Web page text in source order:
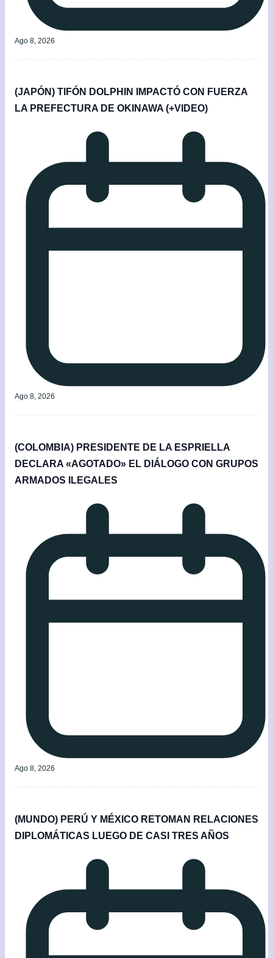
Ago 8, 2026
(JAPÓN) TIFÓN DOLPHIN IMPACTÓ CON FUERZA
LA PREFECTURA DE OKINAWA (+VIDEO)
Ago 8, 2026
(COLOMBIA) PRESIDENTE DE LA ESPRIELLA
DECLARA «AGOTADO» EL DIÁLOGO CON GRUPOS
ARMADOS ILEGALES
Ago 8, 2026
(MUNDO) PERÚ Y MÉXICO RETOMAN RELACIONES
DIPLOMÁTICAS LUEGO DE CASI TRES AÑOS